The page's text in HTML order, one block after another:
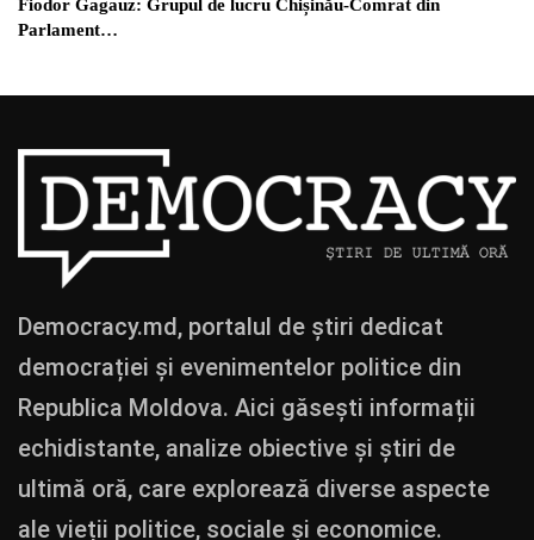
Fiodor Gagauz: Grupul de lucru Chișinău-Comrat din
Parlament…
Democracy.md, portalul de știri dedicat
democrației și evenimentelor politice din
Republica Moldova. Aici găsești informații
echidistante, analize obiective și știri de
ultimă oră, care explorează diverse aspecte
ale vieții politice, sociale și economice.